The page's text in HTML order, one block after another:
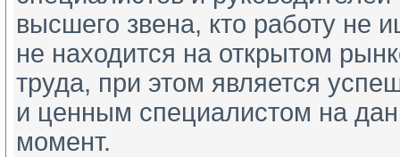
высшего звена, кто работу не
не находится на открытом
труда, при этом является
и ценным специалистом на
момент.